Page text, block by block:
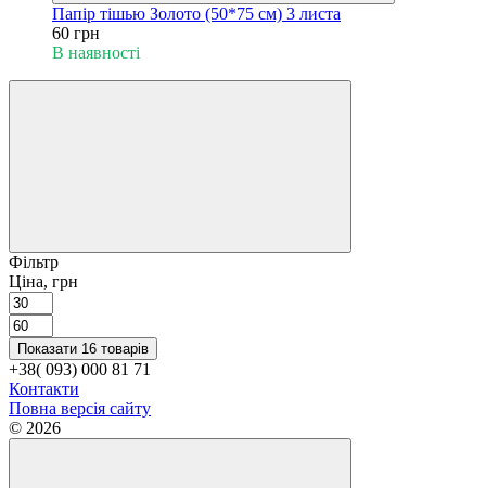
Папір тішью Золото (50*75 см) 3 листа
60 грн
В наявності
Фільтр
Ціна, грн
Показати 16 товарів
+38( 093) 000 81 71
Контакти
Повна версія сайту
© 2026